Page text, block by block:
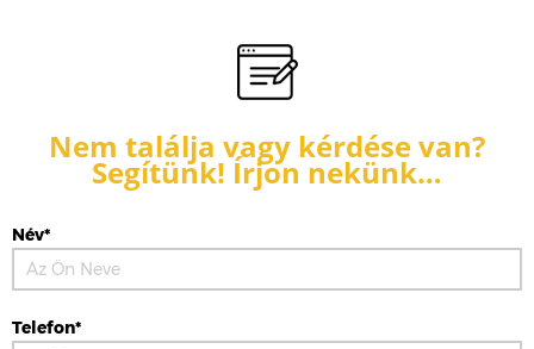
Nem találja vagy kérdése van?
Segítünk! Írjon nekünk…
Név*
Telefon*